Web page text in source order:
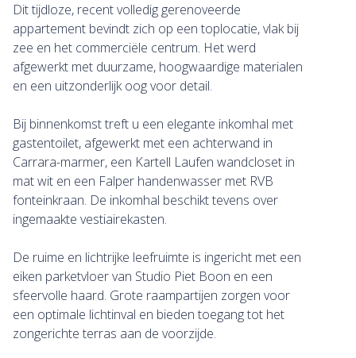
Dit tijdloze, recent volledig gerenoveerde
appartement bevindt zich op een toplocatie, vlak bij
zee en het commerciële centrum. Het werd
afgewerkt met duurzame, hoogwaardige materialen
en een uitzonderlijk oog voor detail.
Bij binnenkomst treft u een elegante inkomhal met
gastentoilet, afgewerkt met een achterwand in
Carrara-marmer, een Kartell Laufen wandcloset in
mat wit en een Falper handenwasser met RVB
fonteinkraan. De inkomhal beschikt tevens over
ingemaakte vestiairekasten.
De ruime en lichtrijke leefruimte is ingericht met een
eiken parketvloer van Studio Piet Boon en een
sfeervolle haard. Grote raampartijen zorgen voor
een optimale lichtinval en bieden toegang tot het
zongerichte terras aan de voorzijde.